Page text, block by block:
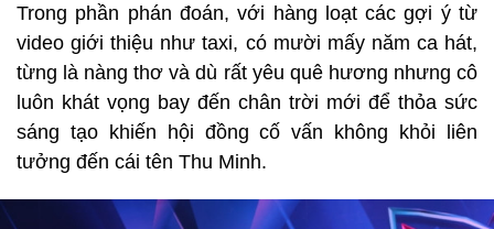
Trong phần phán đoán, với hàng loạt các gợi ý từ
video giới thiệu như taxi, có mười mấy năm ca hát,
từng là nàng thơ và dù rất yêu quê hương nhưng cô
luôn khát vọng bay đến chân trời mới để thỏa sức
sáng tạo khiến hội đồng cố vấn không khỏi liên
tưởng đến cái tên Thu Minh.